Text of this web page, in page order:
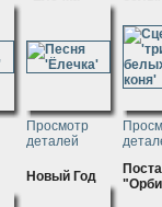
Просмотр
деталей
Новый Год